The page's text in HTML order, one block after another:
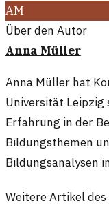
AM
Über den Autor
Anna Müller
Anna Müller hat
Universität
Erfahrung in der
Bildungsthemen
Bildungsanalysen
Weitere Artikel